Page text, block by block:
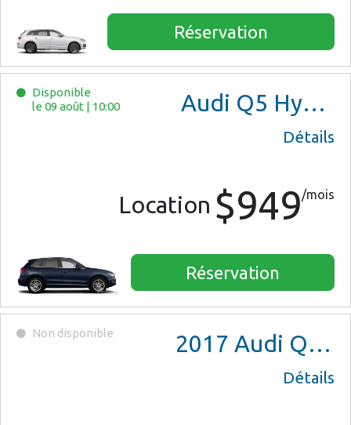
Réservation
Disponible
le 09 août | 10:00 Audi Q5 Hybrid
Détails
Location $949/mois
Réservation
Non disponible 2017 Audi Q5 Premium
Détails